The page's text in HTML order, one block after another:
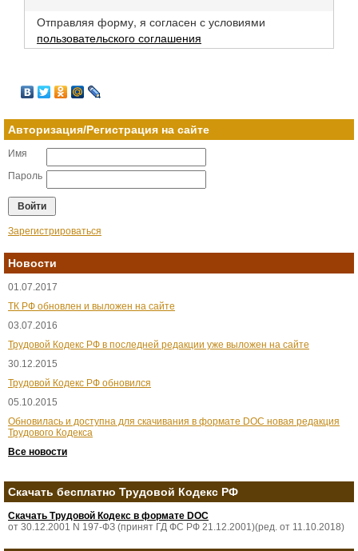
Отправляя форму, я согласен с условиями
пользовательского соглашения
Авторизация/Регистрация на сайте
Имя
Пароль
Зарегистрироваться
Новости
01.07.2017
ТК РФ обновлен и выложен на сайте
03.07.2016
Трудовой Кодекс РФ в последней редакции уже выложен на сайте
30.12.2015
Трудовой Кодекс РФ обновился
05.10.2015
Обновилась и доступна для скачивания в формате DOC новая редакция
Трудового Кодекса
Все новости
Скачать бесплатно Трудовой Кодекс РФ
Скачать Трудовой Кодекс в формате DOC
от 30.12.2001 N 197-ФЗ (принят ГД ФС РФ 21.12.2001)(ред. от 11.10.2018)